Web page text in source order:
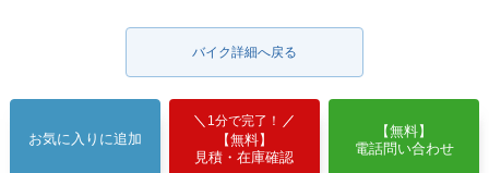
バイク詳細へ戻る
お気に入りに追加
1分で完了！
【無料】
見積・在庫確認
【無料】
電話問い合わせ